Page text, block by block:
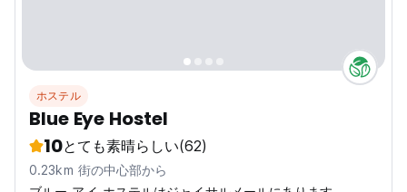
ホステル
Blue Eye Hostel
10とても素晴らしい(62)
0.23km 街の中心部から